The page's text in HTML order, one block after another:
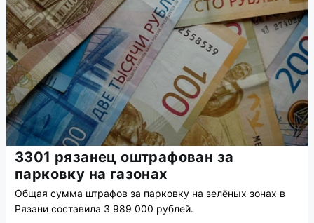
3301 рязанец оштрафован за
парковку на газонах
Общая сумма штрафов за парковку на зелёных зонах в
Рязани составила 3 989 000 рублей.